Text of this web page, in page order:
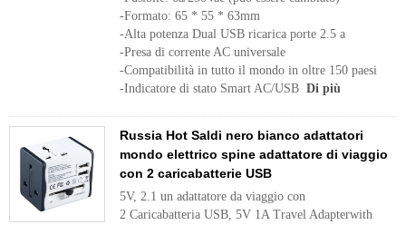
-Formato: 65 * 55 * 63mm
-Alta potenza Dual USB ricarica porte 2.5 a
-Presa di corrente AC universale
-Compatibilità in tutto il mondo in oltre 150 paesi
-Indicatore di stato Smart AC/USB Di più
Russia Hot Saldi nero bianco adattatori
mondo elettrico spine adattatore di viaggio
con 2 caricabatterie USB
5V, 2.1 un adattatore da viaggio con
2 Caricabatteria USB, 5V 1A Travel Adapterwith